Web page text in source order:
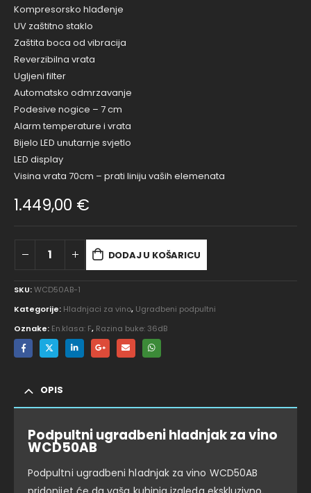
Kompresorsko hlađenje
UV zaštitno staklo
Zaštita boca od vibracija
Reverzibilna vrata
Ugljeni filter
Automatsko odmrzavanje
Podesive nogice – 7 cm
Alarm temperature i vrata
Bijelo LED unutarnje svjetlo
LED display
Visina vrata 70cm – prati liniju vaših elemenata
1.449,00 €
DODAJ U KOŠARICU
SKU:WCD50AB-1
Kategorije: Hladnjaci za vino, Ugradbeni podpultni
Oznake: En.klasa: F, Razina buke: 36dB
OPIS
Podpultni ugradbeni hladnjak za vino
WCD50AB
Podpultni ugradbeni hladnjak za vino WCD50AB